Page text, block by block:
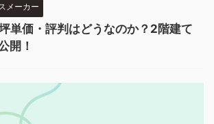
メーカー
単価・評判はどうなのか？2階建て
開！